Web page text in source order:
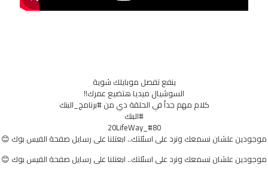
ينفع تفصل موبايلك شوية
السوشيال ميديا هتضيع عمرك!!
كلام مهم جداً في الحلقة دي من #برنامج_البنك
#البنك
#80_20LifeWay
موجودين علشان نسمعك ونرد على اسئلتك.. ابعتلنا على رسايل صفحة الفيس بوك 😊
موجودين علشان نسمعك ونرد على اسئلتك.. ابعتلنا على رسايل صفحة الفيس بوك 😊